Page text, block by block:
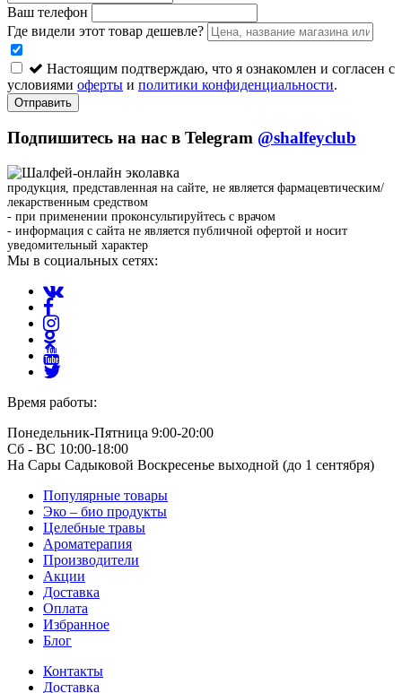
Ваш телефон
Где видели этот товар дешевле?
Настоящим подтверждаю, что я ознакомлен и согласен с
условиями оферты и политики конфиденциальности.
Отправить
Подпишитесь на нас в Telegram @shalfeyclub
продукция, представленная на сайте, не является фармацевтическим/
лекарственным средством
- при применении проконсультируйтесь с врачом
- информация с сайта не является публичной офертой и носит
уведомительный характер
Мы в социальных сетях:
Время работы:
Понедельник-Пятница 9:00-20:00
Сб - ВС 10:00-18:00
На Сары Садыковой Воскресенье выходной (до 1 сентября)
Популярные товары
Эко – био продукты
Целебные травы
Ароматерапия
Производители
Акции
Доставка
Оплата
Избранное
Блог
Контакты
Доставка